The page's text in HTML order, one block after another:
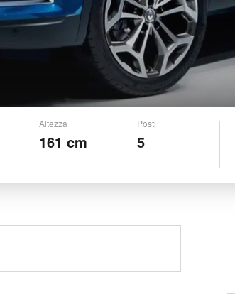
Altezza
161 cm
Posti
5